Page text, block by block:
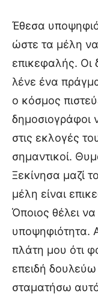
Έθεσα
ώστε τα μέλη
επικεφαλής. Οι
λένε ένα
ο κόσμος
δημοσιογράφοι
στις εκλογές
σημαντικοί.
Ξεκίνησα μαζί
μέλη είναι
Όποιος θέλει
υποψηφιότητα.
πλάτη μου ότι
επειδή
σταματήσω